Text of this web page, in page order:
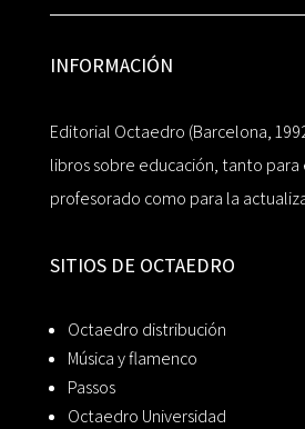
INFORMACIÓN
Editorial Octaedro (Barcelona,
libros sobre educación, tanto
profesorado como para la
SITIOS DE OCTAEDRO
Octaedro distribución
Música y flamenco
Passos
Octaedro Universidad